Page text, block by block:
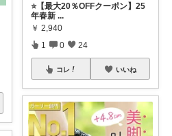
⭐️【最大20％OFFクーポン】25
年春新 ...
￥ 2,940
1 0 24
コレ いいね